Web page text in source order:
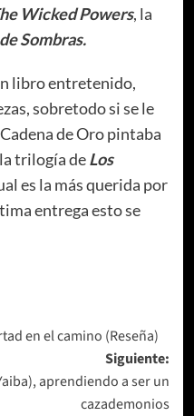
Wicked Powers, la
Sombras.
libro entretenido,
sobretodo si se le
de Oro pintaba
trilogía deLos
es la más querida por
entrega esto se
en el camino (Reseña)
Siguiente:
aprendiendo a ser un
cazademonios